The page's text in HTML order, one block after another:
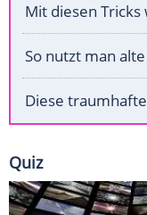
Mit diesen
So nutzt man
Diese
Quiz